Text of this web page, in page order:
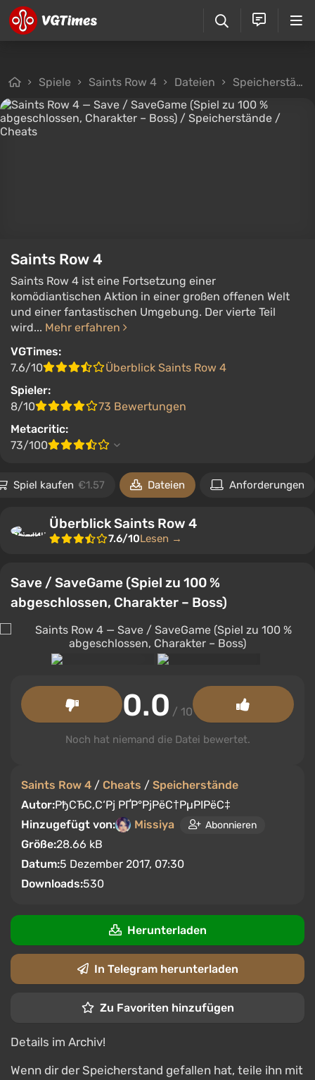
Spiele Saints Row 4 Dateien Speicherstände
Saints Row 4
Saints Row 4 ist eine Fortsetzung einer
komödiantischen Aktion in einer großen offenen Welt
und einer fantastischen Umgebung. Der vierte Teil
wird... Mehr erfahren
VGTimes:
7.6/10
Überblick Saints Row 4
Spieler:
8/10
73 Bewertungen
Metacritic:
73/100
Spiel kaufen €1.57 Dateien Anforderungen
Überblick Saints Row 4
7.6/10Lesen →
Save / SaveGame (Spiel zu 100 %
abgeschlossen, Charakter – Boss)
Saints Row 4 / Cheats / Speicherstände
Autor:РђСЂС‚С‘Рј РҐР°РјРёС†РµРІРёС‡
Hinzugefügt von:
Missiya Abonnieren
Größe:28.66 kB
Datum:5 Dezember 2017, 07:30
Downloads:530
0.0 / 10
Noch hat niemand die Datei bewertet.
Herunterladen
In Telegram herunterladen
Zu Favoriten hinzufügen
Details im Archiv!
Wenn dir der Speicherstand gefallen hat, teile ihn mit